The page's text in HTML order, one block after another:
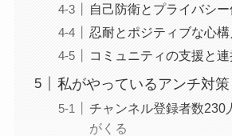
自己防衛とプライバシ
忍耐とポジティブな心構
コミュニティの支援と
私がやっているアンチ対策
チャンネル登録者数230
がくる